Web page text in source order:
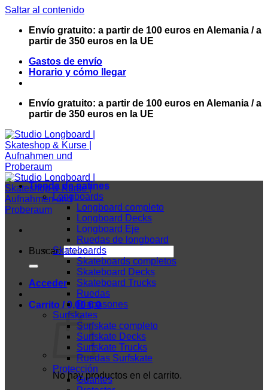
Saltar al contenido
Envío gratuito: a partir de 100 euros en Alemania / a
partir de 350 euros en la UE
Gastos de envío
Horario y cómo llegar
Envío gratuito: a partir de 100 euros en Alemania / a
partir de 350 euros en la UE
Buscar:
Acceder
Carrito /0,00€ 0
No hay productos en el carrito.
Tienda de patines
Longboards
Longboard completo
Longboard Decks
Longboard Eje
Ruedas de longboard
Skateboards
Skateboards completos
Skateboard Decks
Skateboard Trucks
Ruedas
Diapasones
Surfskates
Surfskate completo
Surfskate Decks
Surfskate Trucks
Ruedas Surfskate
Protección
Guantes